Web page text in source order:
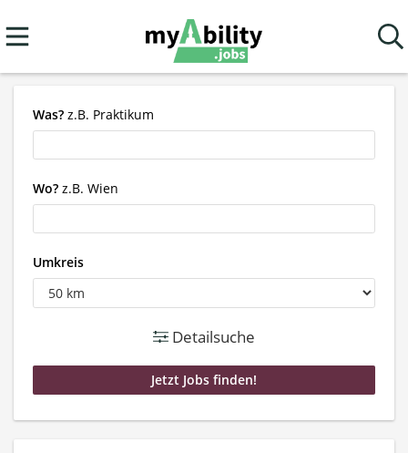
Was? z.B. Praktikum
Wo? z.B. Wien
Umkreis
Detailsuche